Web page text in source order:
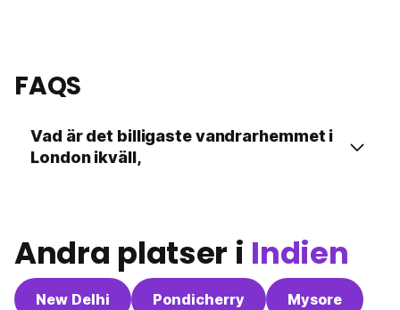
FAQS
Vad är det billigaste vandrarhemmet i
London ikväll,
Andra platser i Indien
New Delhi Pondicherry Mysore